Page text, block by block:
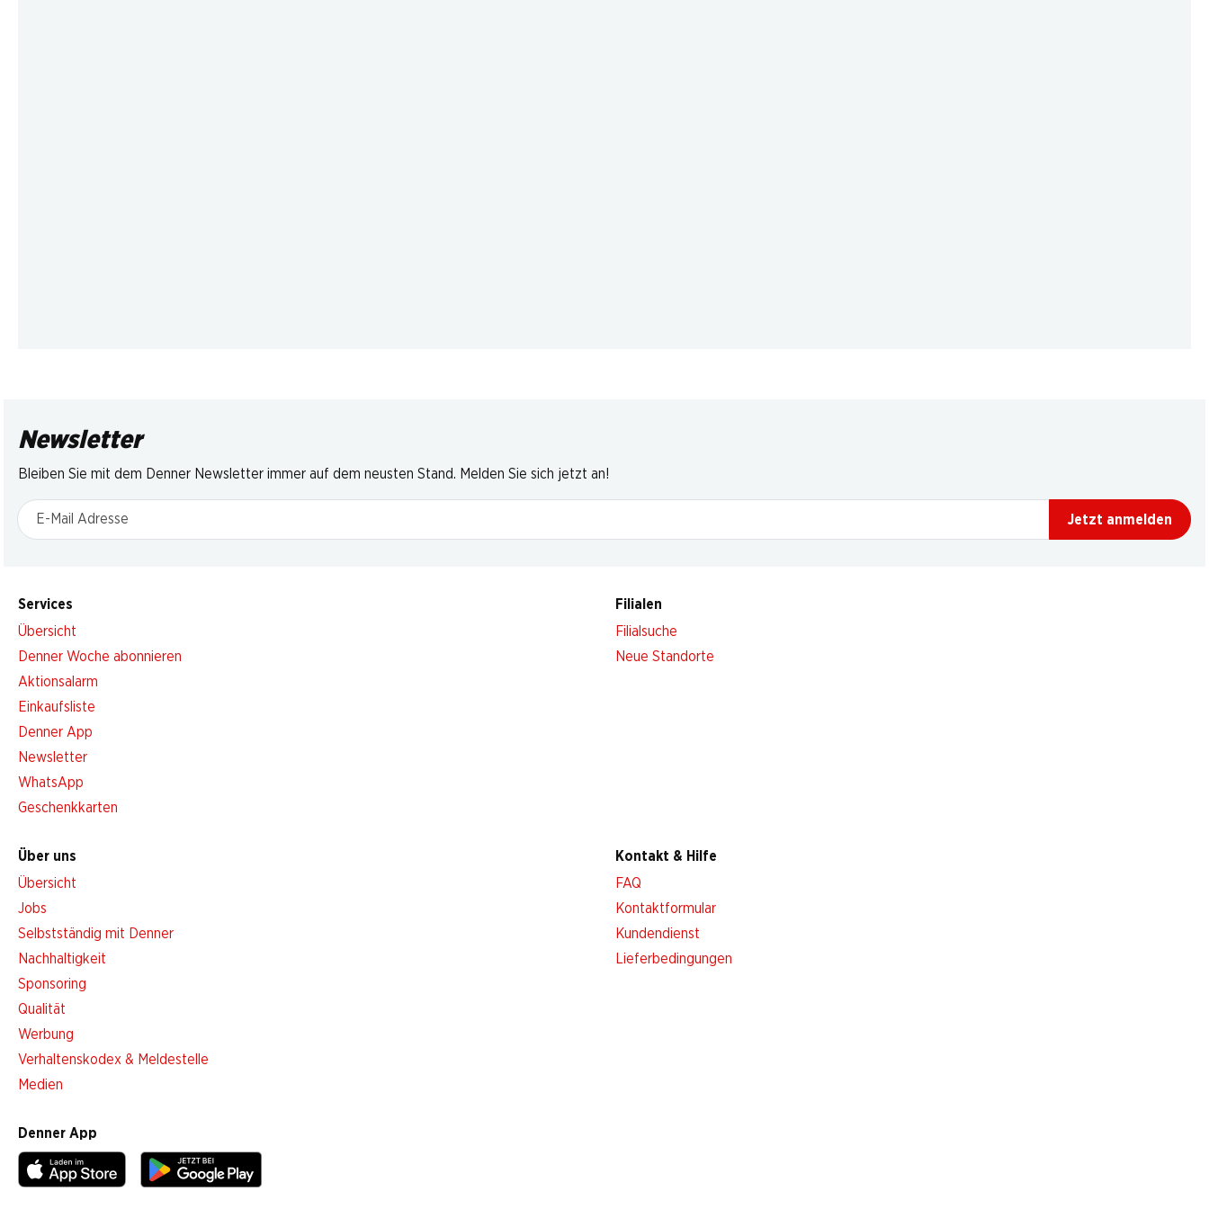
Newsletter
Bleiben Sie mit dem Denner Newsletter immer auf dem neusten Stand. Melden Sie sich jetzt an!
E-Mail Adresse
Jetzt anmelden
Services
Übersicht
Denner Woche abonnieren
Aktionsalarm
Einkaufsliste
Denner App
Newsletter
WhatsApp
Geschenkkarten
Filialen
Filialsuche
Neue Standorte
Über uns
Übersicht
Jobs
Selbstständig mit Denner
Nachhaltigkeit
Sponsoring
Qualität
Werbung
Verhaltenskodex & Meldestelle
Medien
Kontakt & Hilfe
FAQ
Kontaktformular
Kundendienst
Lieferbedingungen
Denner App